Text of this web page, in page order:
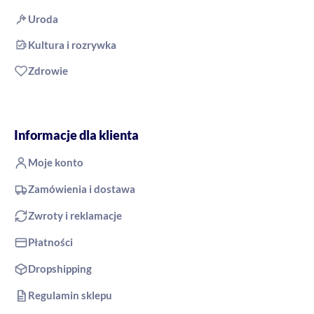
Uroda
Kultura i rozrywka
Zdrowie
Informacje dla klienta
Moje konto
Zamówienia i dostawa
Zwroty i reklamacje
Płatności
Dropshipping
Regulamin sklepu